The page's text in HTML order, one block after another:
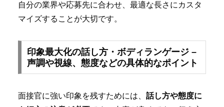
自分の業界や応募先に合わせ、最適な長さにカスタ
マイズすることが大切です。
印象最大化の話し方・ボディランゲージ –
声調や視線、態度などの具体的なポイント
面接官に強い印象を残すためには、 話し方や態度に